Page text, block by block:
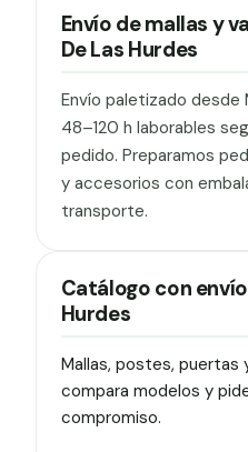
Envío de mallas y
De Las Hurdes
Envío paletizado desde
48–120 h laborables
pedido. Preparamos
y accesorios con
transporte.
Catálogo con
Hurdes
Mallas, postes, puertas
compara modelos y
compromiso.